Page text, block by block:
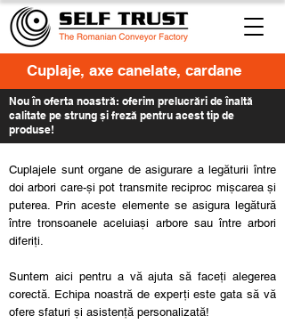
Cuplaje, axe canelate, cardane
Nou în oferta noastră: oferim prelucrări de înaltă
calitate pe strung și freză pentru acest tip de
produse!
Cuplajele sunt organe de asigurare a legăturii între
doi arbori care-și pot transmite reciproc mișcarea și
puterea. Prin aceste elemente se asigura legătură
între tronsoanele aceluiași arbore sau între arbori
diferiți.​
Suntem aici pentru a vă ajuta să faceți alegerea
corectă. Echipa noastră de experți este gata să vă
ofere sfaturi și asistență personalizată!